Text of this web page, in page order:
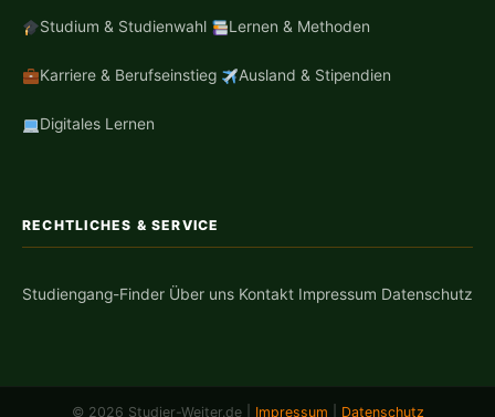
Studium & Studienwahl Lernen & Methoden
Karriere & Berufseinstieg Ausland & Stipendien
Digitales Lernen
RECHTLICHES & SERVICE
Studiengang-Finder Über uns Kontakt Impressum Datenschutz
© 2026 Studier-Weiter.de | Impressum Datenschutz